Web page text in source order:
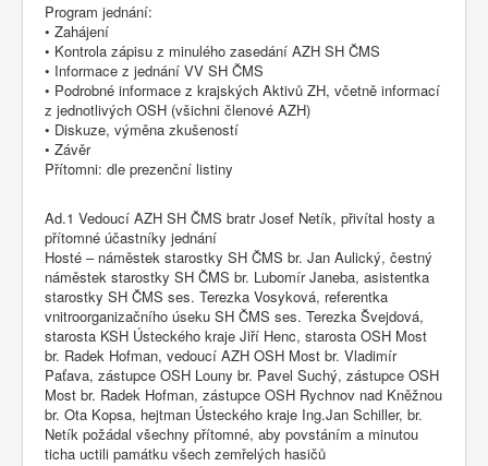
Program jednání:
• Zahájení
• Kontrola zápisu z minulého zasedání AZH SH ČMS
• Informace z jednání VV SH ČMS
• Podrobné informace z krajských Aktivů ZH, včetně informací
z jednotlivých OSH (všichni členové AZH)
• Diskuze, výměna zkušeností
• Závěr
Přítomni: dle prezenční listiny
Ad.1 Vedoucí AZH SH ČMS bratr Josef Netík, přivítal hosty a
přítomné účastníky jednání
Hosté – náměstek starostky SH ČMS br. Jan Aulický, čestný
náměstek starostky SH ČMS br. Lubomír Janeba, asistentka
starostky SH ČMS ses. Terezka Vosyková, referentka
vnitroorganizačního úseku SH ČMS ses. Terezka Švejdová,
starosta KSH Ústeckého kraje Jiří Henc, starosta OSH Most
br. Radek Hofman, vedoucí AZH OSH Most br. Vladimír
Paťava, zástupce OSH Louny br. Pavel Suchý, zástupce OSH
Most br. Radek Hofman, zástupce OSH Rychnov nad Kněžnou
br. Ota Kopsa, hejtman Ústeckého kraje Ing.Jan Schiller, br.
Netík požádal všechny přítomné, aby povstáním a minutou
ticha uctili památku všech zemřelých hasičů